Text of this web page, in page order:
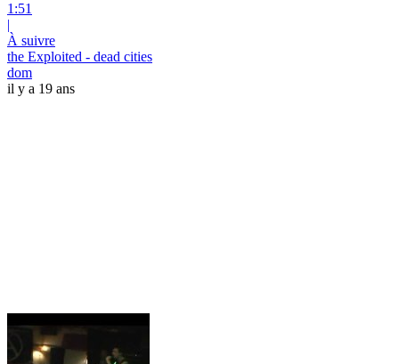
1:51
|
À suivre
the Exploited - dead cities
dom
il y a 19 ans